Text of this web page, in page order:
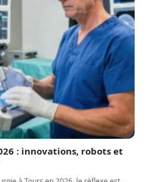
: innovations, robots et